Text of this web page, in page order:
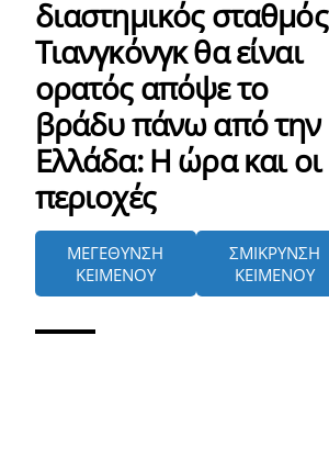
διαστημικός σταθμός
Τιανγκόνγκ θα είναι
ορατός απόψε το
βράδυ πάνω από την
Ελλάδα: Η ώρα και οι
περιοχές
ΜΕΓΕΘΥΝΣΗ
ΚΕΙΜΕΝΟΥ
ΣΜΙΚΡΥΝΣΗ
ΚΕΙΜΕΝΟΥ